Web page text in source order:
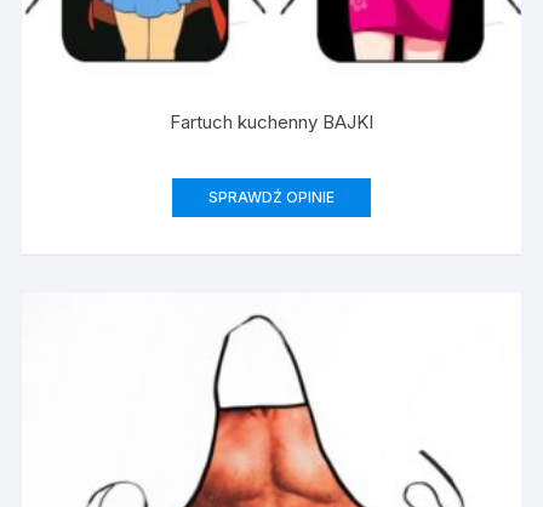
Fartuch kuchenny BAJKI
SPRAWDŹ OPINIE